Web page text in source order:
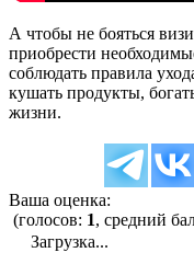
А чтобы не бояться
приобрести
соблюдать правила
кушать продукты,
жизни.
Ваша оценка:
(голосов: 1, средний
Загрузка...